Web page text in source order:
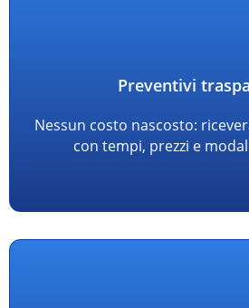
Preventivi
Nessun costo nascosto:
con tempi, prezzi e